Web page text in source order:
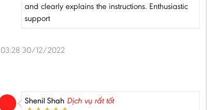
and clearly explains the instructions. Enthusiastic
support
03:28 30/12/2022
Shenil Shah Dịch vụ rất tốt